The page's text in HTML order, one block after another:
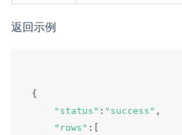
返回示例
{
"status" : "success" ,
"rows" : [